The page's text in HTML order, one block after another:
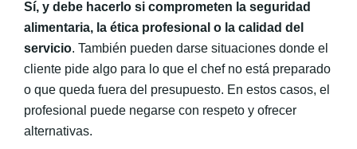
Sí, y debe hacerlo si comprometen la seguridad
alimentaria, la ética profesional o la calidad del
servicio. También pueden darse situaciones donde el
cliente pide algo para lo que el chef no está preparado
o que queda fuera del presupuesto. En estos casos, el
profesional puede negarse con respeto y ofrecer
alternativas.